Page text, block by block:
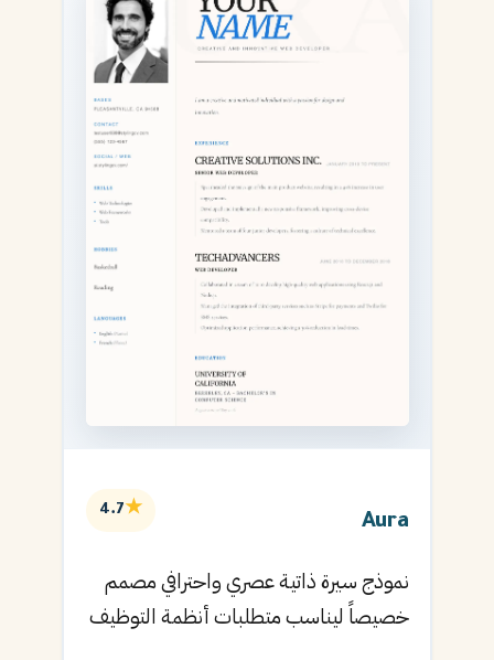
Aura
★
4.7
نموذج سيرة ذاتية عصري واحترافي مصمم
خصيصاً ليناسب متطلبات أنظمة التوظيف